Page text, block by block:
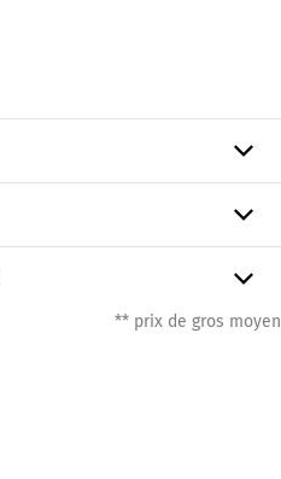
** prix de gros moyen